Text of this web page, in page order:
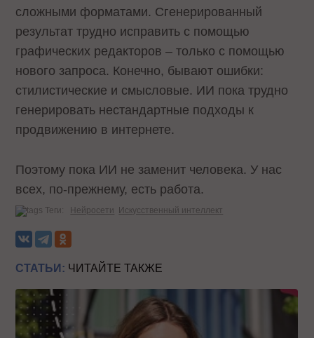
сложными форматами. Сгенерированный
результат трудно исправить с помощью
графических редакторов – только с помощью
нового запроса. Конечно, бывают ошибки:
стилистические и смысловые. ИИ пока трудно
генерировать нестандартные подходы к
продвижению в интернете.
Поэтому пока ИИ не заменит человека. У нас
всех, по-прежнему, есть работа.
Теги: Нейросети Искусственный интеллект
СТАТЬИ: ЧИТАЙТЕ ТАКЖЕ